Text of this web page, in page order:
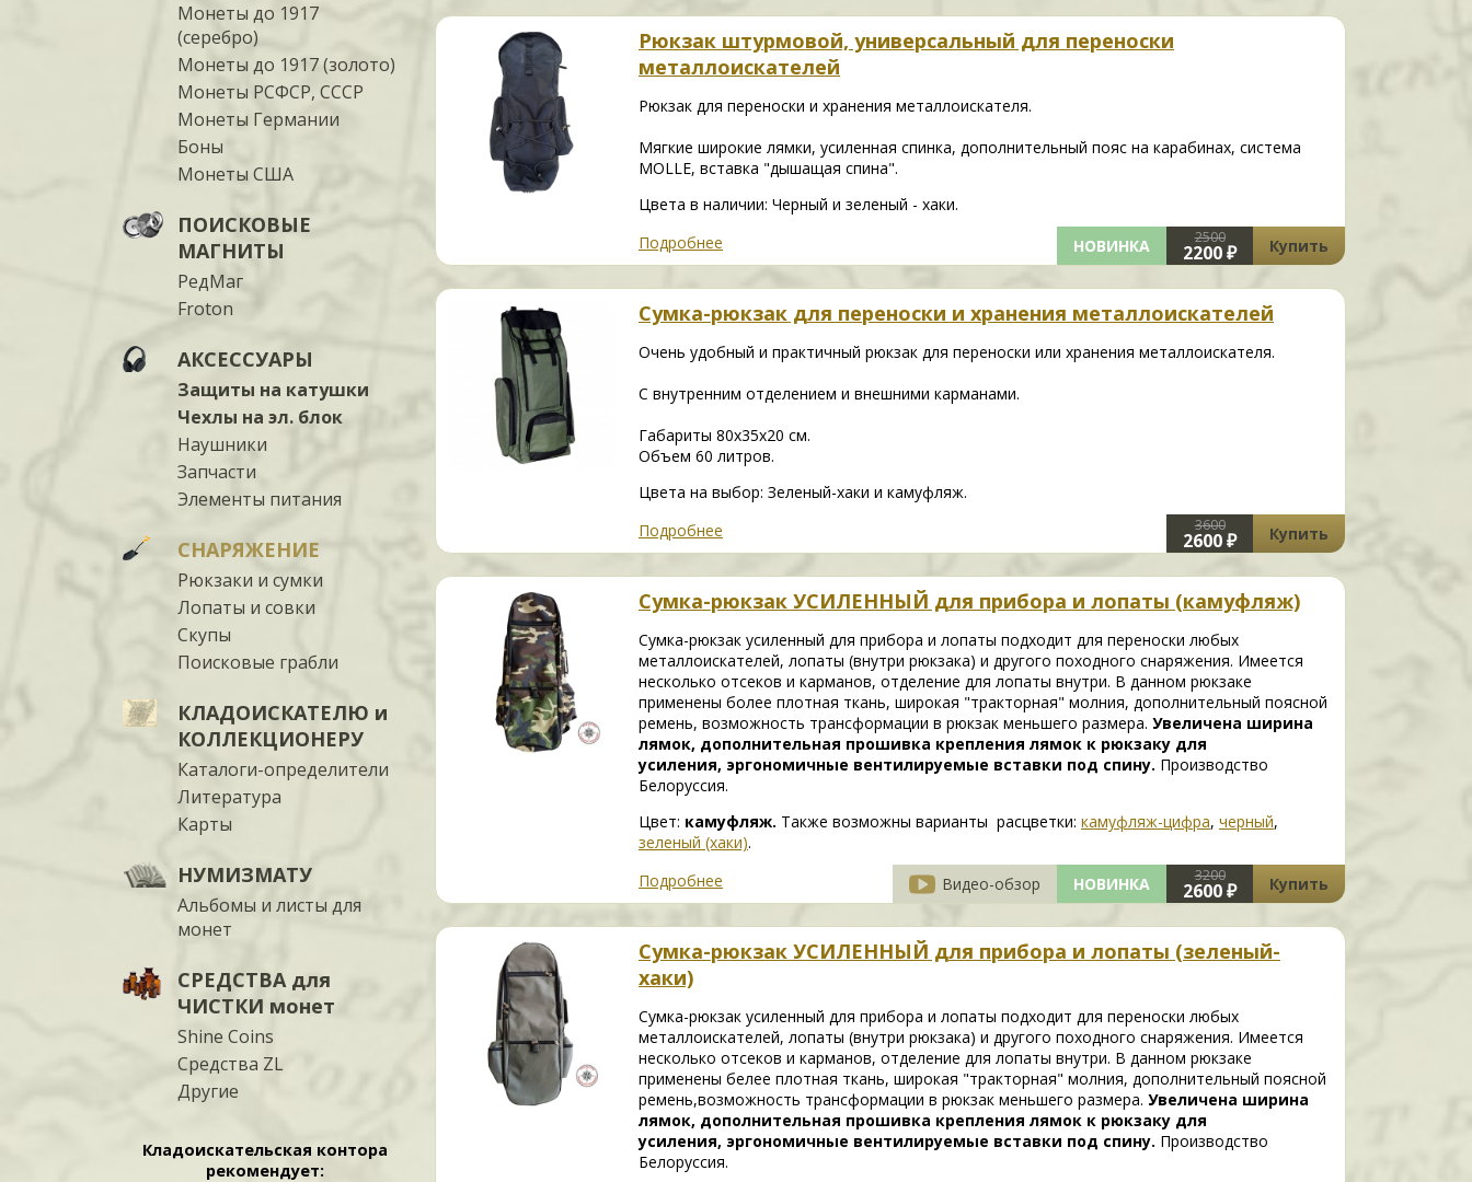
Монеты до 1917
(серебро)
Монеты до 1917 (золото)
Монеты РСФСР, СССР
Монеты Германии
Боны
Монеты США
ПОИСКОВЫЕ
МАГНИТЫ
РедМаг
Froton
АКСЕССУАРЫ
Защиты на катушки
Чехлы на эл. блок
Наушники
Запчасти
Элементы питания
СНАРЯЖЕНИЕ
Рюкзаки и сумки
Лопаты и совки
Скупы
Поисковые грабли
КЛАДОИСКАТЕЛЮ и
КОЛЛЕКЦИОНЕРУ
Каталоги-определители
Литература
Карты
НУМИЗМАТУ
Альбомы и листы для
монет
СРЕДСТВА для
ЧИСТКИ монет
Shine Coins
Средства ZL
Другие
Кладоискательская контора
рекомендует:
Рюкзак штурмовой, универсальный для переноски
металлоискателей
Рюкзак для переноски и хранения металлоискателя.
Мягкие широкие лямки, усиленная спинка, дополнительный пояс на карабинах, система
MOLLE, вставка "дышащая спина".
Цвета в наличии: Черный и зеленый - хаки.
Подробнее
НОВИНКА 2500
2200 ₽ Купить
Сумка-рюкзак для переноски и хранения металлоискателей
Очень удобный и практичный рюкзак для переноски или хранения металлоискателя.
С внутренним отделением и внешними карманами.
Габариты 80х35х20 см.
Объем 60 литров.
Цвета на выбор: Зеленый-хаки и камуфляж.
Подробнее
3600
2600 ₽ Купить
Сумка-рюкзак УСИЛЕННЫЙ для прибора и лопаты (камуфляж)
Сумка-рюкзак усиленный для прибора и лопаты подходит для переноски любых
металлоискателей, лопаты (внутри рюкзака) и другого походного снаряжения. Имеется
несколько отсеков и карманов, отделение для лопаты внутри. В данном рюкзаке
применены более плотная ткань, широкая "тракторная" молния, дополнительный поясной
ремень, возможность трансформации в рюкзак меньшего размера. Увеличена ширина
лямок, дополнительная прошивка крепления лямок к рюкзаку для
усиления, эргономичные вентилируемые вставки под спину. Производство
Белоруссия.
Цвет: камуфляж. Также возможны варианты расцветки: камуфляж-цифра, черный,
зеленый (хаки).
Подробнее
Видео-обзор НОВИНКА 3200
2600 ₽ Купить
Сумка-рюкзак УСИЛЕННЫЙ для прибора и лопаты (зеленый-
хаки)
Сумка-рюкзак усиленный для прибора и лопаты подходит для переноски любых
металлоискателей, лопаты (внутри рюкзака) и другого походного снаряжения. Имеется
несколько отсеков и карманов, отделение для лопаты внутри. В данном рюкзаке
применены белее плотная ткань, широкая "тракторная" молния, дополнительный поясной
ремень,возможность трансформации в рюкзак меньшего размера. Увеличена ширина
лямок, дополнительная прошивка крепления лямок к рюкзаку для
усиления, эргономичные вентилируемые вставки под спину. Производство
Белоруссия.